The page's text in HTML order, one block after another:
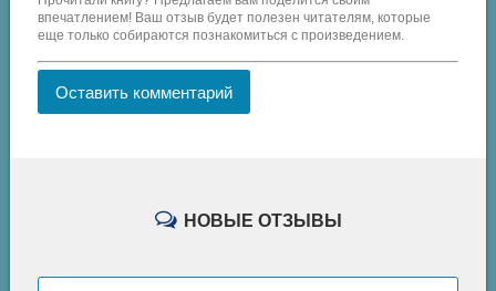
впечатлением! Ваш отзыв будет полезен читателям, которые
еще только собираются познакомиться с произведением.
Оставить комментарий
НОВЫЕ ОТЗЫВЫ